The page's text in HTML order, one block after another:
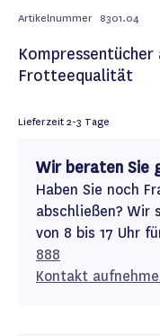
Artikelnummer 8301.04
Frotteequalität
Lieferzeit2-3 Tage
Wir beraten Sie
Haben Sie noch
abschließen? Wir
von 8 bis 17 Uhr
888
Kontakt